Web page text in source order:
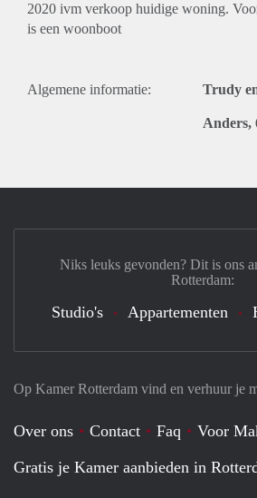
2020 ivm verkoop huidige woning.
is een woonboot
Algemene informatie: Trudy
Anders,
Op Kamer Rotterdam vind en verhuur je
Over ons Contact Faq Voor
Gratis je Kamer aanbieden in
Niks leuks gevonden? Dit is ons
Rotterdam:
Studio's Appartementen